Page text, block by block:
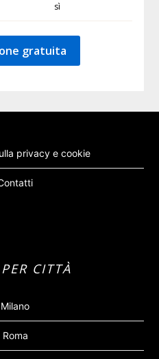
sì
gratuita
privacy e cookie
CITTÀ
Milano
Roma